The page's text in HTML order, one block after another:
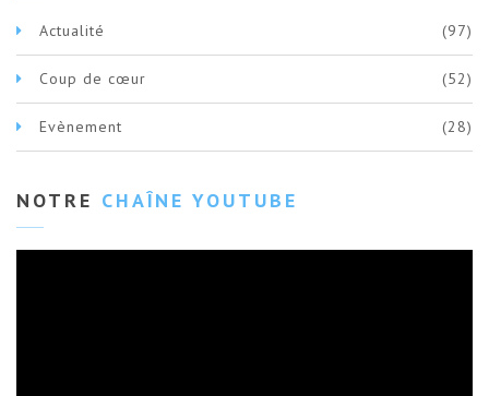
Actualité (97)
Coup de cœur (52)
Evènement (28)
NOTRE CHAÎNE YOUTUBE